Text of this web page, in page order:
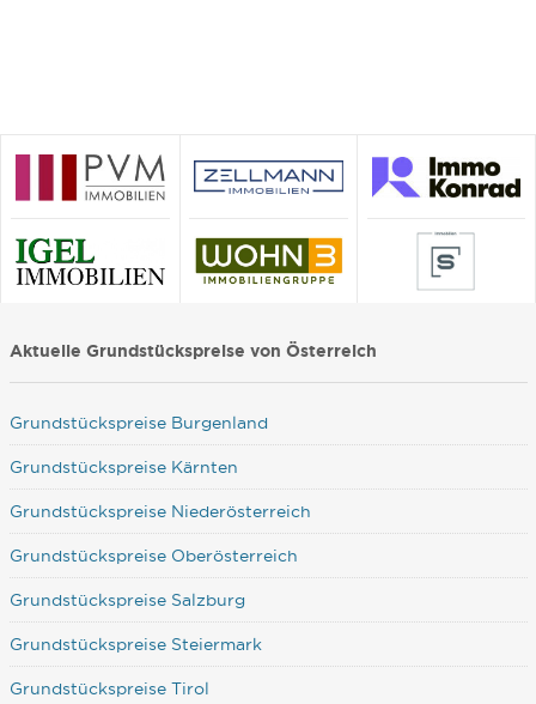
Aktuelle Grundstückspreise von Österreich
Grundstückspreise Burgenland
Grundstückspreise Kärnten
Grundstückspreise Niederösterreich
Grundstückspreise Oberösterreich
Grundstückspreise Salzburg
Grundstückspreise Steiermark
Grundstückspreise Tirol